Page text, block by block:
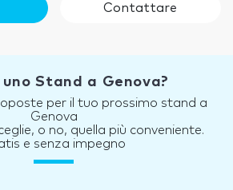
Contattare
Stand a Genova?
per il tuo prossimo stand a
Genova
o no, quella più conveniente.
e senza impegno